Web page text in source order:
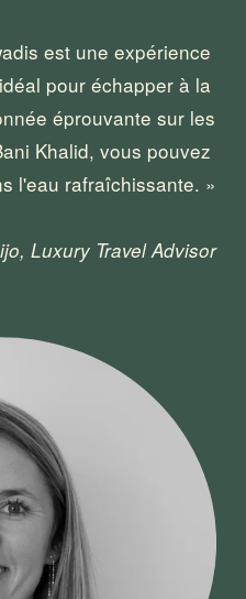
est une expérience
pour échapper à la
éprouvante sur les
Khalid, vous pouvez
l'eau rafraîchissante. »
Luxury Travel Advisor